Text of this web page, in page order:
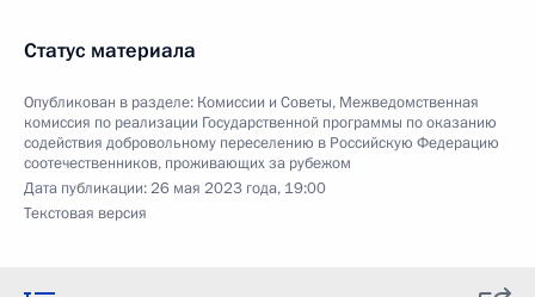
Статус материала
Опубликован в разделе: Комиссии и Советы, Межведомственная
комиссия по реализации Государственной программы по оказанию
содействия добровольному переселению в Российскую Федерацию
соотечественников, проживающих за рубежом
Дата публикации:26 мая 2023 года, 19:00
Текстовая версия